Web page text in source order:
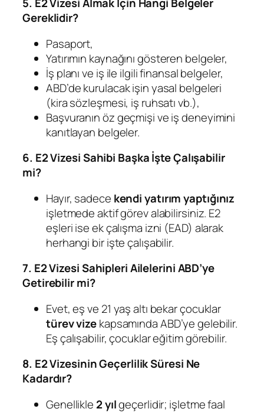
Gereklidir?
Pasaport,
Yatırımın kaynağını gösteren belgeler,
İş planı ve iş ile ilgili finansal belgeler,
ABD’de kurulacak işin yasal belgeleri
(kira sözleşmesi, iş ruhsatı vb.),
Başvuranın öz geçmişi ve iş deneyimini
kanıtlayan belgeler.
6. E2 Vizesi Sahibi Başka İşte Çalışabilir
mi?
Hayır, sadece kendi yatırım yaptığınız
işletmede aktif görev alabilirsiniz. E2
eşleri ise ek çalışma izni (EAD) alarak
herhangi bir işte çalışabilir.
7. E2 Vizesi Sahipleri Ailelerini ABD’ye
Getirebilir mi?
Evet, eş ve 21 yaş altı bekar çocuklar
türev vizekapsamında ABD’ye gelebilir.
Eş çalışabilir, çocuklar eğitim görebilir.
8. E2 Vizesinin Geçerlilik Süresi Ne
Kadardır?
Genellikle 2 yılgeçerlidir; işletme faal